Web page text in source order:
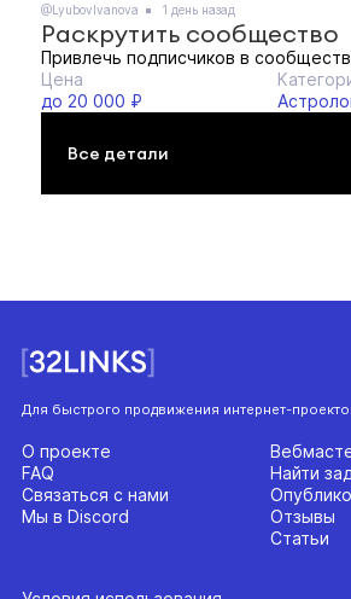
@LyubovIvanova 1 день назад
Раскрутить сообщество
Привлечь подписчиков в
Цена
до 20 000 ₽
Все детали
Для быстрого продвижения интернет-
Найти
Отзывы
Статьи
О проекте
FAQ
Связаться с нами
Мы в Discord